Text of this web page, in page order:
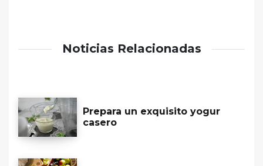
Noticias Relacionadas
Prepara un exquisito yogur
casero